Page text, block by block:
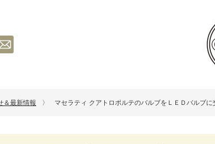
＆最新情報 〉 マセラティ クアトロポルテのバルブをＬＥＤバルブ